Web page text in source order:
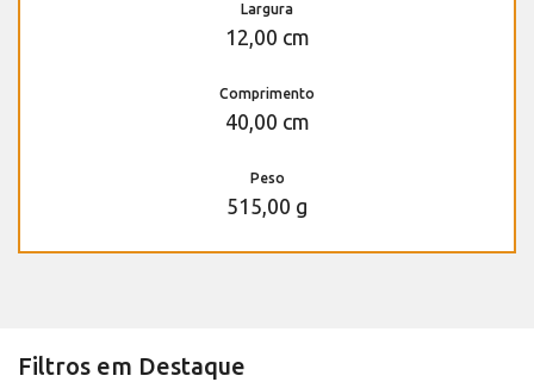
Largura
12,00 cm
Comprimento
40,00 cm
Peso
515,00 g
Filtros em Destaque